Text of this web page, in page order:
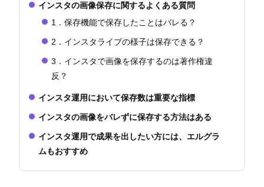
インスタの画像保存に関するよくある質問
1．保存機能で保存したことはバレる？
2．インスタライブの様子は保存できる？
3．インスタで画像を保存するのは著作権違
反？
インスタ運用において保存数は重要な指標
インスタの画像をバレずに保存する方法はある
インスタ運用で成果を出したい方には、エルグラ
ムもおすすめ